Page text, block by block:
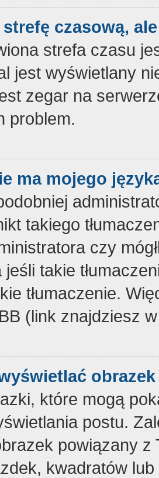
strefę czasową,
strefa czasu
jest wyświetlany
zegar na
problem.
ma mojego
takiego
czy
jeśli takie
tłumaczenie.
(link znajdziesz
które mogą
postu.
powiązany z
kwadratów